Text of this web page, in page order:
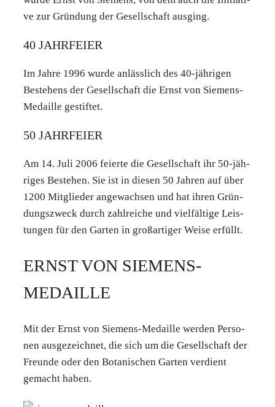
ve zur Grün­dung der Gesell­schaft aus­ging.
40 JAHR­FEI­ER
Im Jah­re 1996 wur­de anläss­lich des 40-jäh­ri­gen
Bestehens der Gesell­schaft die Ernst von Sie­mens-
Medail­le gestif­tet.
50 JAHR­FEI­ER
Am 14. Juli 2006 fei­er­te die Gesell­schaft ihr 50-jäh­
ri­ges Bestehen. Sie ist in die­sen 50 Jah­ren auf über
1200 Mit­glie­der ange­wach­sen und hat ihren Grün­
dungs­zweck durch zahl­rei­che und viel­fäl­ti­ge Leis­
tun­gen für den Gar­ten in groß­ar­ti­ger Wei­se erfüllt.
ERNST VON SIE­MENS-
MEDAIL­LE
Mit der Ernst von Sie­mens-Medail­le wer­den Per­so­
nen aus­ge­zeich­net, die sich um die Gesell­schaft der
Freun­de oder den Bota­ni­schen Gar­ten ver­dient
gemacht haben.